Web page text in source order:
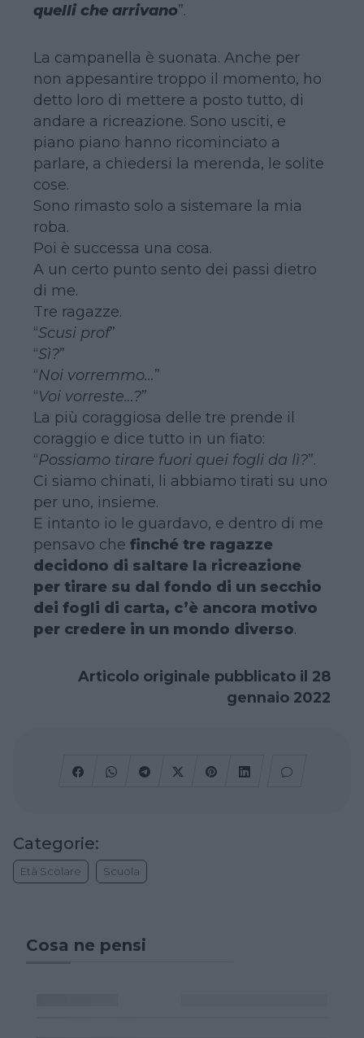
quelli che arrivano”.
La campanella è suonata. Anche per
non appesantire troppo il momento, ho
detto loro di mettere a posto tutto, di
andare a ricreazione. Sono usciti, e
piano piano hanno ricominciato a
parlare, a chiedersi la merenda, le solite
cose.
Sono rimasto solo a sistemare la mia
roba.
Poi è successa una cosa.
A un certo punto sento dei passi dietro
di me.
Tre ragazze.
“Scusi prof”
“Sì?”
“Noi vorremmo…”
“Voi vorreste…?”
La più coraggiosa delle tre prende il
coraggio e dice tutto in un fiato:
“Possiamo tirare fuori quei fogli da lì?”.
Ci siamo chinati, li abbiamo tirati su uno
per uno, insieme.
E intanto io le guardavo, e dentro di me
pensavo che finché tre ragazze
decidono di saltare la ricreazione
per tirare su dal fondo di un secchio
dei fogli di carta, c’è ancora motivo
per credere in un mondo diverso.
Articolo originale pubblicato il 28
gennaio 2022
Categorie:
Età Scolare Scuola
Cosa ne pensi